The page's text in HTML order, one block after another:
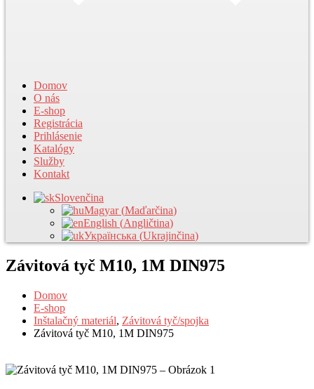
Domov
O nás
E-shop
Registrácia
Prihlásenie
Katalógy
Služby
Kontakt
Slovenčina
Magyar (Maďarčina)
English (Angličtina)
Українська (Ukrajinčina)
Závitová tyč M10, 1M DIN975
Domov
E-shop
Inštalačný materiál, Závitová tyč/spojka
Závitová tyč M10, 1M DIN975